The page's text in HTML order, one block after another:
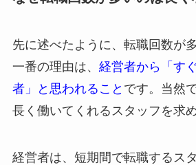
先に述べたように、転職回数が
一番の理由は、 経営者から「す
者」と思われること です。当然
長く働いてくれるスタッフを求
経営者は、短期間で転職するス